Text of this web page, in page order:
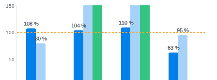
108 %
108 % 104 %
104 % 110 %
110 %
63 %
63 %
80 %
80 %
95 %
95 %
50
100
150